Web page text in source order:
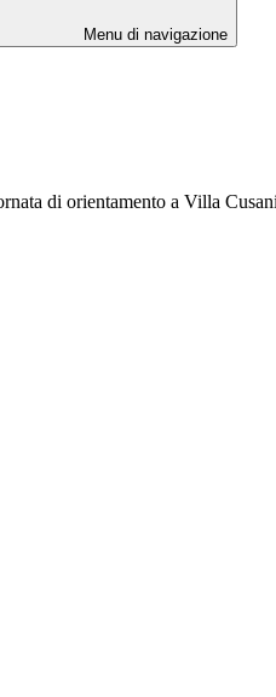
Menu di navigazione
di orientamento a Villa